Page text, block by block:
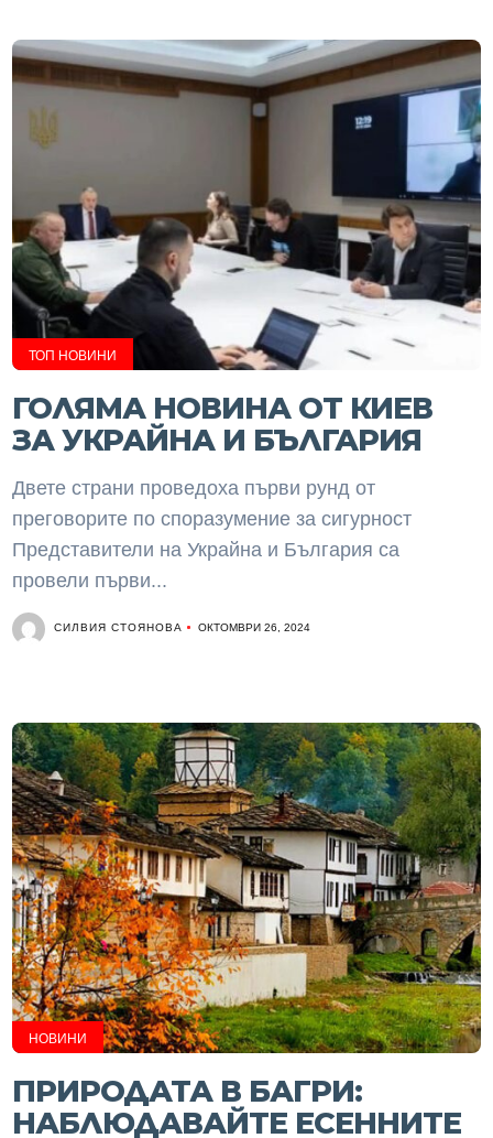
ТОП НОВИНИ
ГОЛЯМА НОВИНА ОТ КИЕВ
ЗА УКРАЙНА И БЪЛГАРИЯ
Двете страни проведоха първи рунд от
преговорите по споразумение за сигурност
Представители на Украйна и България са
провели първи...
СИЛВИЯ СТОЯНОВА ОКТОМВРИ 26, 2024
НОВИНИ
ПРИРОДАТА В БАГРИ:
НАБЛЮДАВАЙТЕ ЕСЕННИТЕ